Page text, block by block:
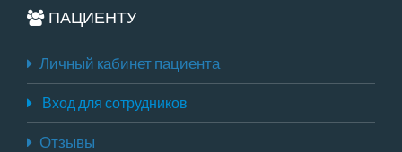
ПАЦИЕНТУ
Личный кабинет пациента
Вход для сотрудников
Отзывы